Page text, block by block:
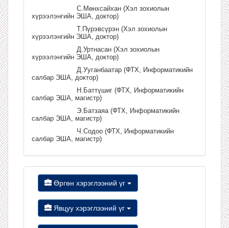
С.Мөнхсайхан (Хэл зохиолын
хүрээлэнгийн ЭША, доктор)
Т.Пүрэвсүрэн (Хэл зохиолын
хүрээлэнгийн ЭША, доктор)
Д.Уртнасан (Хэл зохиолын
хүрээлэнгийн ЭША, доктор)
Д.Ууганбаатар (ФТХ, Информатикийн
салбар ЭША, доктор)
Н.Баттүшиг (ФТХ, Информатикийн
салбар ЭША, магистр)
Э.Батзаяа (ФТХ, Информатикийн
салбар ЭША, магистр)
Ч.Содоо (ФТХ, Информатикийн
салбар ЭША, магистр)
Өргөн хэрэглээний үг
Явцуу хэрэглээний үг